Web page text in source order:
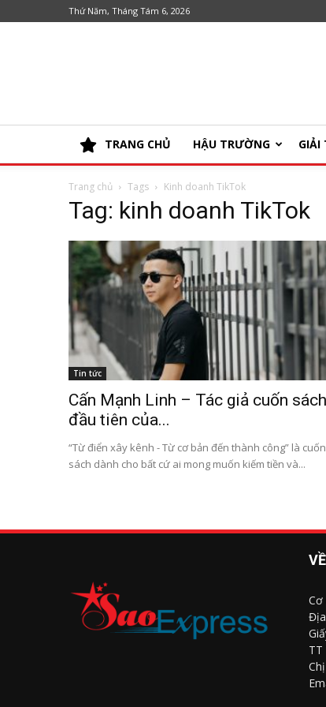
Thứ Năm, Tháng Tám 6, 2026
TRANG CHỦ HẬU TRƯỜNG GIẢI
Trang chủ Tags Kinh doanh TikTok
Tag: kinh doanh TikTok
Tin tức
Cấn Mạnh Linh – Tác giả cuốn sách
đầu tiên của...
“Từ điển xây kênh - Từ cơ bản đến thành công” là cuốn
sách dành cho bất cứ ai mong muốn kiếm tiền và...
Cơ
TT